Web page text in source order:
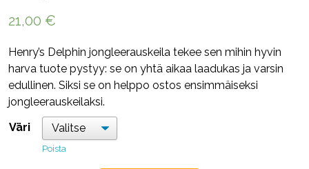
21,00 €
Henry’s Delphin jongleerauskeila tekee sen mihin hyvin
harva tuote pystyy: se on yhtä aikaa laadukas ja varsin
edullinen. Siksi se on helppo ostos ensimmäiseksi
jongleerauskeilaksi.
Väri
Poista